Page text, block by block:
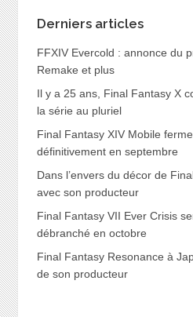
Derniers articles
FFXIV Evercold : annonce du
Remake et plus
Il y a 25 ans, Final Fantasy X
la série au pluriel
Final Fantasy XIV Mobile
définitivement en septembre
Dans l’envers du décor de
avec son producteur
Final Fantasy VII Ever Crisis
débranché en octobre
Final Fantasy Resonance à
de son producteur